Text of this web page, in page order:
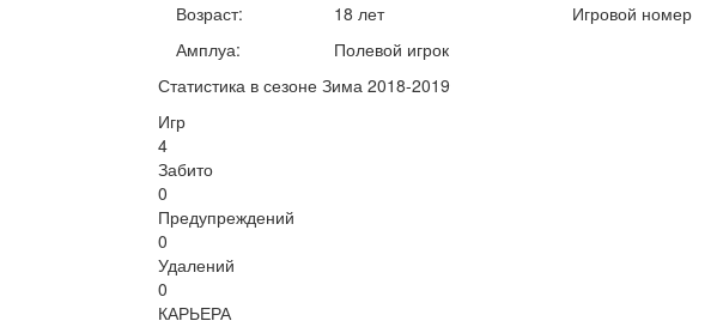
Возраст:
Амплуа:
18 лет
Полевой игрок
Игровой номер
Статистика в сезоне Зима 2018-2019
Игр
4
Забито
0
Предупреждений
0
Удалений
0
КАРЬЕРА